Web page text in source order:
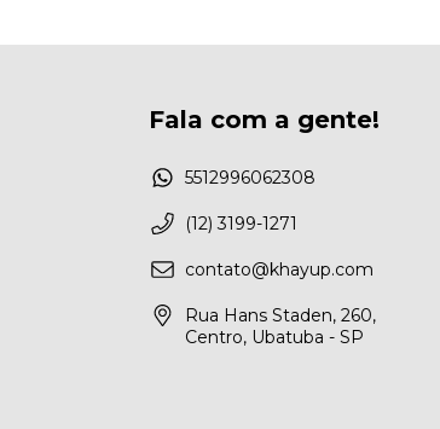
Fala com a gente!
5512996062308
(12) 3199-1271
contato@khayup.com
Rua Hans Staden, 260,
Centro, Ubatuba - SP